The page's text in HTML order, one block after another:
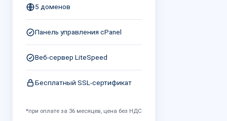
5 доменов
Панель управления cPanel
Веб-сервер LiteSpeed
Бесплатный SSL-сертификат
*при оплате за 36 месяцев, цена без НДС